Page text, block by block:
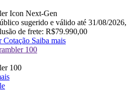
Icon Next-Gen
sugerido e válido até 31/08/2026,
de frete: R$79.990,00
Cotação Saiba mais
100
100